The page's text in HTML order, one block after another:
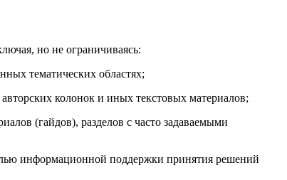
но не ограничиваясь:
тематических областях;
колонок и иных текстовых материалов;
(гайдов), разделов с часто задаваемыми
информационной поддержки принятия решений